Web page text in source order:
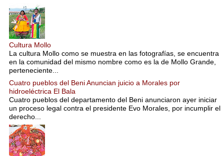
Cultura Mollo
La cultura Mollo como se muestra en las fotografías, se encuentra
en la comunidad del mismo nombre como es la de Mollo Grande,
perteneciente...
Cuatro pueblos del Beni Anuncian juicio a Morales por
hidroeléctrica El Bala
Cuatro pueblos del departamento del Beni anunciaron ayer iniciar
un proceso legal contra el presidente Evo Morales, por incumplir el
derecho...